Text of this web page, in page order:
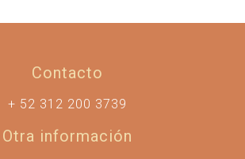
Contacto
+ 52 312 200 3739
Otra información